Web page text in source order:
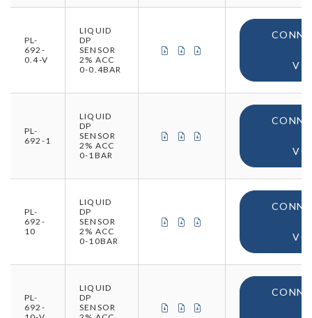
PL-
692-
0.4-V
LIQUID
DP
SENSOR
2% ACC
0-0.4BAR
CERTIFICAT DE CONFORMITÉ
CERTIFICAT DE
PL-
692-1
LIQUID
DP
SENSOR
2% ACC
0-1BAR
CERTIFICAT DE CONFORMITÉ
CERTIFICAT DE
PL-
692-
10
LIQUID
DP
SENSOR
2% ACC
0-10BAR
CERTIFICAT DE CONFORMITÉ
CERTIFICAT DE
PL-
692-
LIQUID
DP
SENSOR
CERTIFICAT DE CONFORMITÉ
CERTIFICAT DE